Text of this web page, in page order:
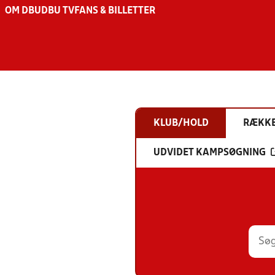
OM DBU DBU TV FANS & BILLETTER
KLUB/HOLD
UDVIDET KAMPSØGNING